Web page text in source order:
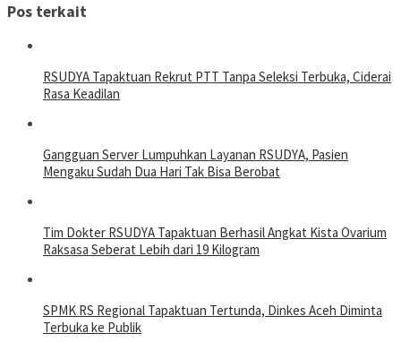
Pos terkait
RSUDYA Tapaktuan Rekrut PTT Tanpa Seleksi Terbuka, Ciderai
Rasa Keadilan
Gangguan Server Lumpuhkan Layanan RSUDYA, Pasien
Mengaku Sudah Dua Hari Tak Bisa Berobat
Tim Dokter RSUDYA Tapaktuan Berhasil Angkat Kista Ovarium
Raksasa Seberat Lebih dari 19 Kilogram
SPMK RS Regional Tapaktuan Tertunda, Dinkes Aceh Diminta
Terbuka ke Publik